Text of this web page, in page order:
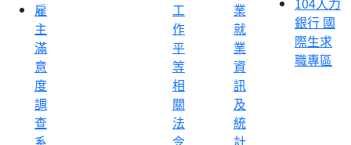
雇
主
滿
意
度
調
查
系
工
作
平
等
相
關
法
令
業
就
業
資
訊
及
統
計
銀行 國
際生求
職專區